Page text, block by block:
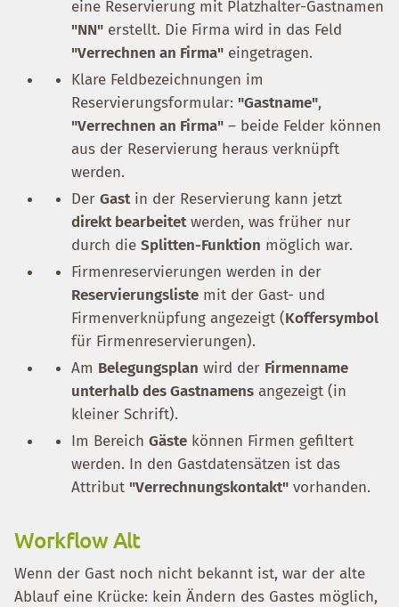
eine Reservierung mit Platzhalter-Gastnamen
"NN" erstellt. Die Firma wird in das Feld
"Verrechnen an Firma" eingetragen.
Klare Feldbezeichnungen im
Reservierungsformular: "Gastname",
"Verrechnen an Firma" – beide Felder können
aus der Reservierung heraus verknüpft
werden.
Der Gastin der Reservierung kann jetzt
direkt bearbeitetwerden, was früher nur
durch die Splitten-Funktion möglich war.
Firmenreservierungen werden in der
Reservierungsliste mit der Gast- und
Firmenverknüpfung angezeigt (Koffersymbol
für Firmenreservierungen).
Am Belegungsplan wird der Firmenname
unterhalb des Gastnamens angezeigt (in
kleiner Schrift).
Im Bereich Gäste können Firmen gefiltert
werden. In den Gastdatensätzen ist das
Attribut "Verrechnungskontakt" vorhanden.
Workflow Alt
Wenn der Gast noch nicht bekannt ist, war der alte
Ablauf eine Krücke: kein Ändern des Gastes möglich,